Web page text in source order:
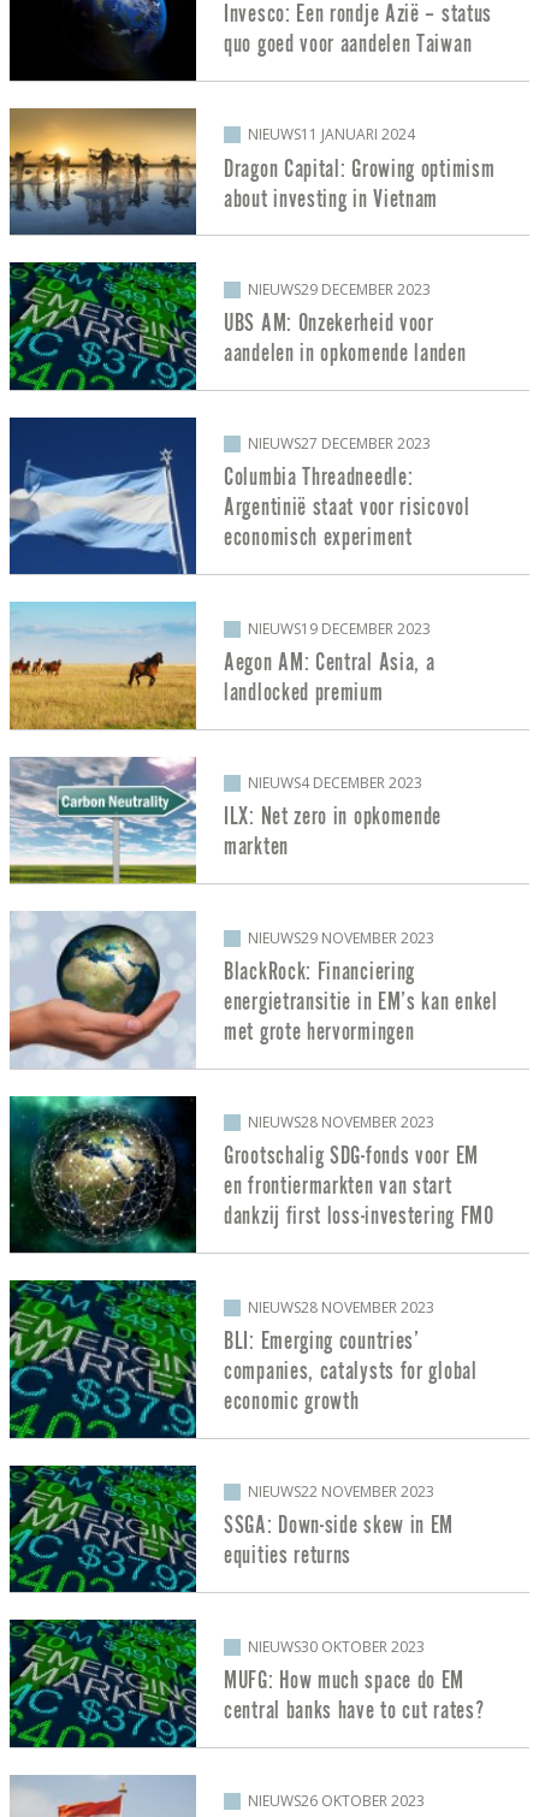
Invesco: Een rondje Azië – status
quo goed voor aandelen Taiwan
NIEUWS11 JANUARI 2024
Dragon Capital: Growing optimism
about investing in Vietnam
NIEUWS29 DECEMBER 2023
UBS AM: Onzekerheid voor
aandelen in opkomende landen
NIEUWS27 DECEMBER 2023
Columbia Threadneedle:
Argentinië staat voor risicovol
economisch experiment
NIEUWS19 DECEMBER 2023
Aegon AM: Central Asia, a
landlocked premium
NIEUWS4 DECEMBER 2023
ILX: Net zero in opkomende
markten
NIEUWS29 NOVEMBER 2023
BlackRock: Financiering
energietransitie in EM’s kan enkel
met grote hervormingen
NIEUWS28 NOVEMBER 2023
Grootschalig SDG-fonds voor EM
en frontiermarkten van start
dankzij first loss-investering FMO
NIEUWS28 NOVEMBER 2023
BLI: Emerging countries’
companies, catalysts for global
economic growth
NIEUWS22 NOVEMBER 2023
SSGA: Down-side skew in EM
equities returns
NIEUWS30 OKTOBER 2023
MUFG: How much space do EM
central banks have to cut rates?
NIEUWS26 OKTOBER 2023